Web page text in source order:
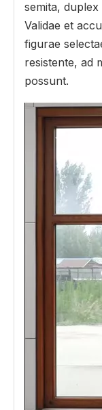
semita, duplex
Validae et
figurae
resistente, ad
possunt.